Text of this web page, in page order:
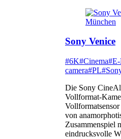
Sony Venice
#6K#Cinema
camera#PL
Die Sony
Vollformat-
von
Zusammenspiel
eindrucksvolle